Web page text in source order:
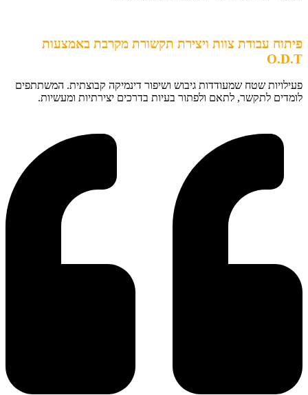
פיתוח עבודת צוות ויצירת תקשורת מקרבת באמצעות
O.D.T
פעילויות שטח שמעודדות גיבוש ושיפור דינמיקה קבוצתית. המשתתפים
לומדים לתקשר, לתאם ולפתור בעיות בדרכים יצירתיות ומעשיות.